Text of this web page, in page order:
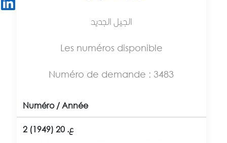
الجيل الجديد
Les numéros disponible
Numéro de demande : 3483
Numéro / Année
2 ع. 20 (1949)